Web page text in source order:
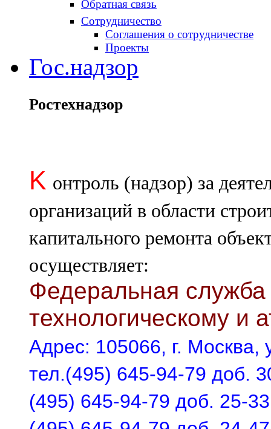
Обратная связь
Сотрудничество
Соглашения о сотрудничестве
Проекты
Гос.надзор
Ростехнадзор
K онтроль (надзор) за
организаций в области
капитального ремонта
осуществляет:
Федеральная служба
технологическому и
Адрес: 105066, г. Москва,
тел.(495) 645-94-79 доб.
(495) 645-94-79 доб. 25-33